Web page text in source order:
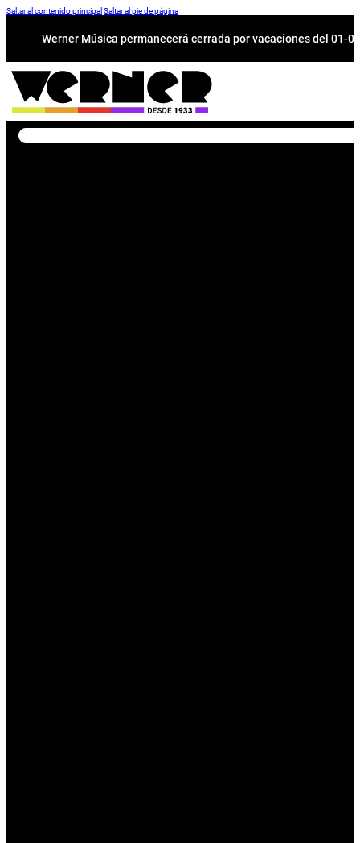
Saltar al contenido principal Saltar al pie de página
Werner Música permanecerá cerrada por vacaciones del 01-
Buscar